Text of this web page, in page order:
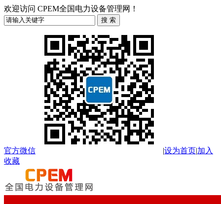
欢迎访问 CPEM全国电力设备管理网！
官方微信 |设为首页|加入
收藏